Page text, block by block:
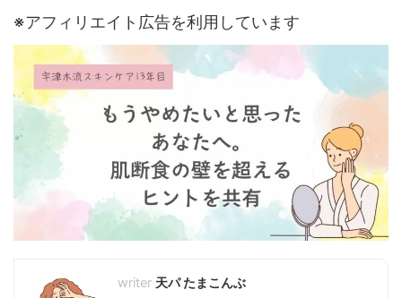
※アフィリエイト広告を利用しています
天パ たまこんぶ